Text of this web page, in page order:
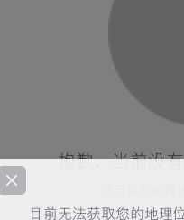
目前无法获取您的地理
抱歉，当前没